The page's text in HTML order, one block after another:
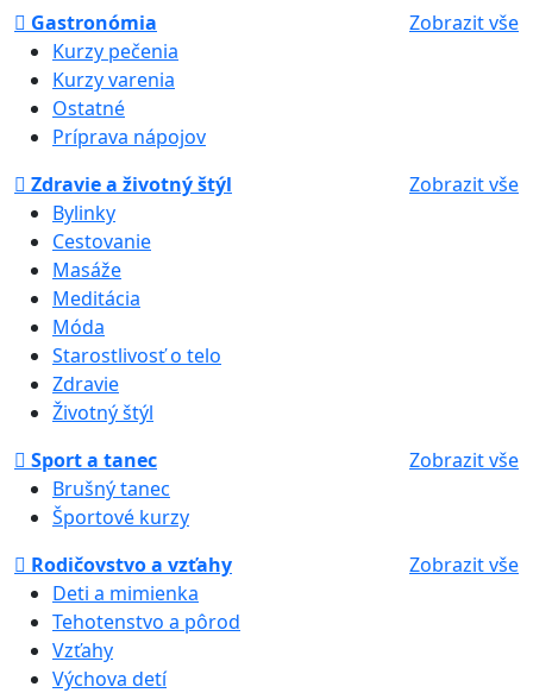
Gastronómia
Zobrazit vše
Kurzy pečenia
Kurzy varenia
Ostatné
Príprava nápojov
Zdravie a životný štýl
Zobrazit vše
Bylinky
Cestovanie
Masáže
Meditácia
Móda
Starostlivosť o telo
Zdravie
Životný štýl
Sport a tanec
Zobrazit vše
Brušný tanec
Športové kurzy
Rodičovstvo a vzťahy
Zobrazit vše
Deti a mimienka
Tehotenstvo a pôrod
Vzťahy
Výchova detí